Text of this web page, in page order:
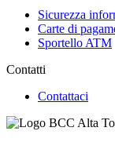
Sicurezza
Carte di
Sportello ATM
Contatti
Contattaci